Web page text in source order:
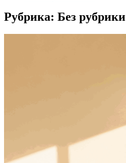
Рубрика: Без рубрики